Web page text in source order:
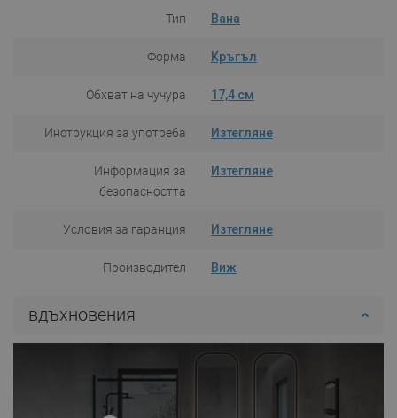
Тип Вана
Форма Кръгъл
Обхват на чучура 17,4 см
Инструкция за употреба Изтегляне
Информация за
безопасността
Изтегляне
Условия за гаранция Изтегляне
Производител Виж
вдъхновения